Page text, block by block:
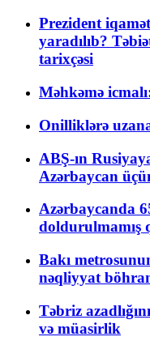
Prezident
yaradılıb?
tarixçəsi
Məhkəmə
Onilliklərə
ABŞ-ın
Azərbaycan
Azərbaycanda
doldurulmamış
Bakı
nəqliyyat
Təbriz
və müasirlik